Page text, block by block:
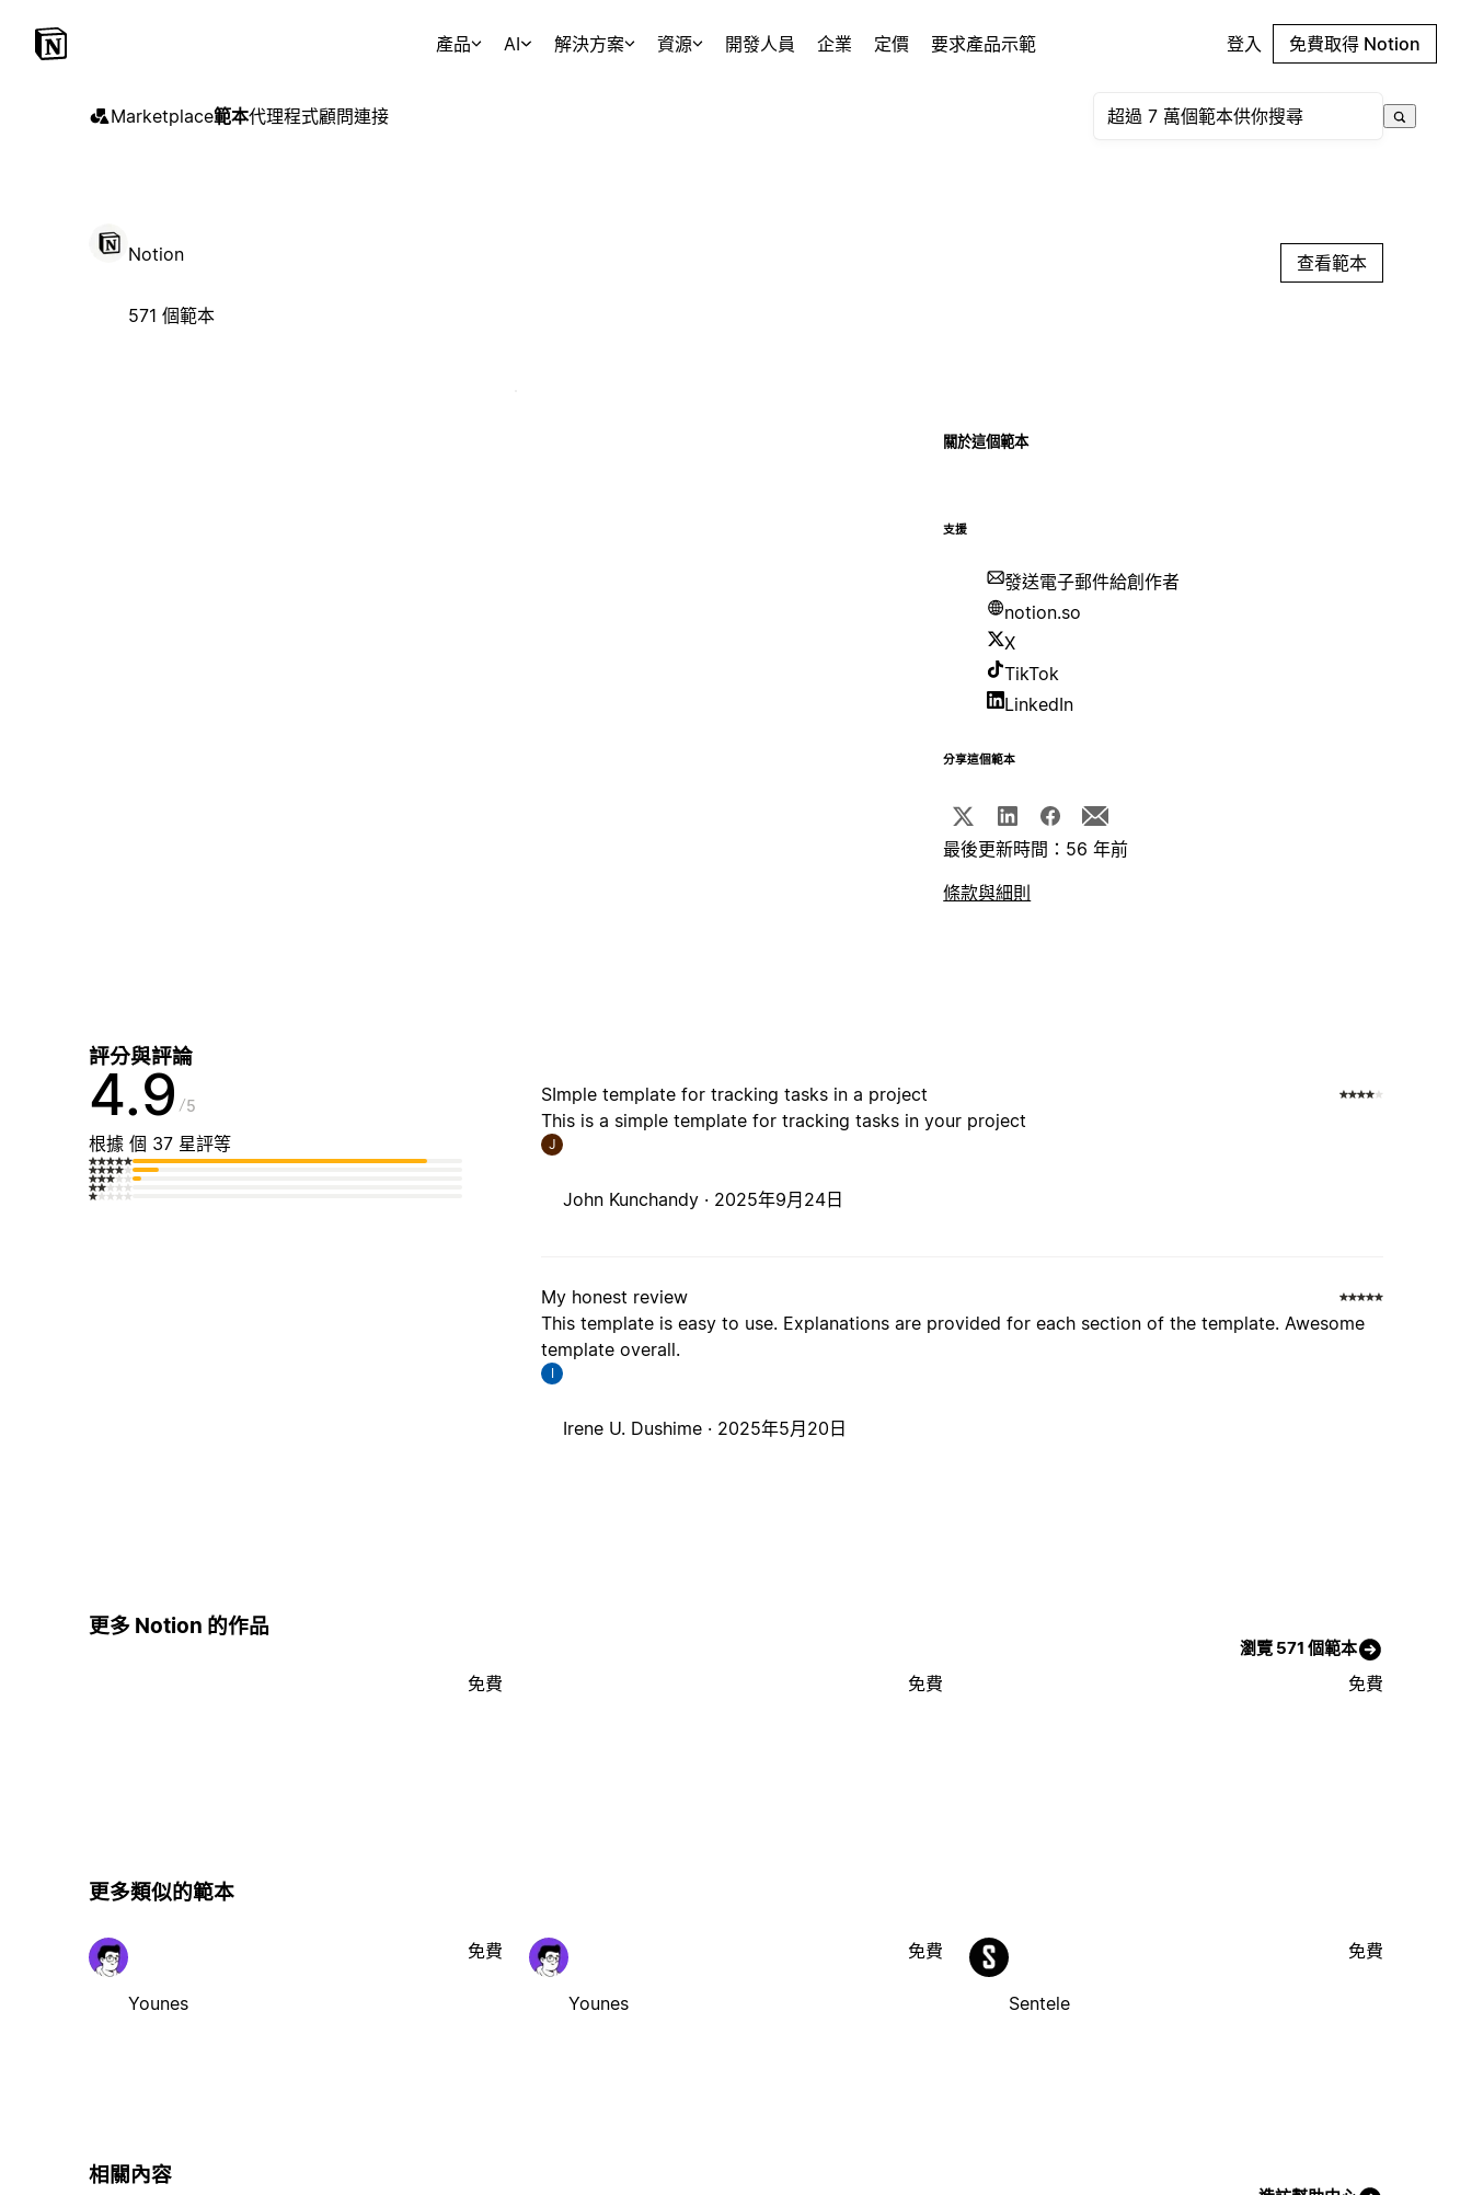
產品 AI 解決方案 資源 開發人員 企業 定價 要求產品示範 登入 免費取得 Notion
Marketplace範本代理程式顧問連接
Notion
571 個範本
查看範本
關於這個範本
支援
發送電子郵件給創作者
notion.so
X
TikTok
LinkedIn
分享這個範本
最後更新時間：56 年前
條款與細則
評分與評論
4.9 5
根據 個 37 星評等
SImple template for tracking tasks in a project
This is a simple template for tracking tasks in your project
J
John Kunchandy · 2025年9月24日
My honest review
This template is easy to use. Explanations are provided for each section of the template. Awesome
template overall.
I
Irene U. Dushime · 2025年5月20日
更多 Notion 的作品
瀏覽 571 個範本
免費 免費 免費
更多類似的範本
Younes
免費
Younes
免費
Sentele
免費
相關內容